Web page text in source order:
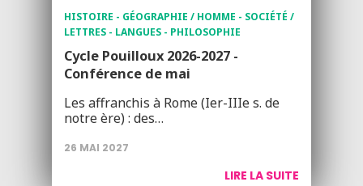
HISTOIRE - GÉOGRAPHIE / HOMME - SOCIÉTÉ /
LETTRES - LANGUES - PHILOSOPHIE
Cycle Pouilloux 2026-2027 -
Conférence de mai
Les affranchis à Rome (Ier-IIIe s. de
notre ère) : des…
26 MAI 2027
LIRE LA SUITE